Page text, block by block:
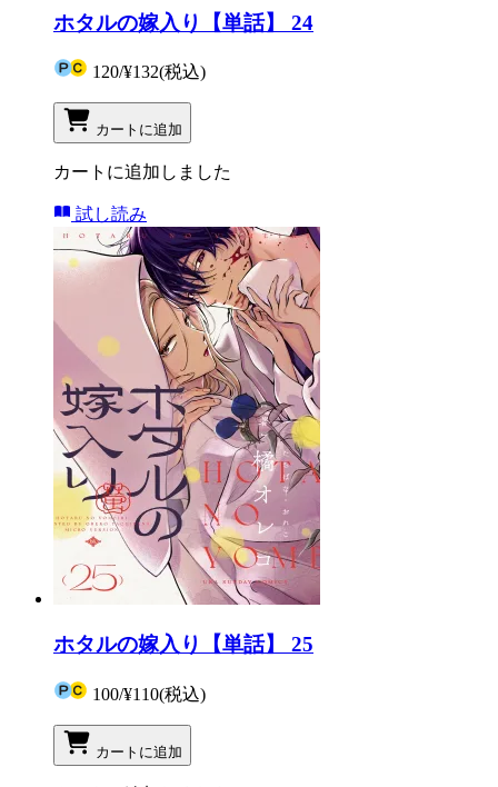
ホタルの嫁入り【単話】 24
120/¥132(税込)
カートに追加
カートに追加しました
試し読み
ホタルの嫁入り【単話】 25
100/¥110(税込)
カートに追加